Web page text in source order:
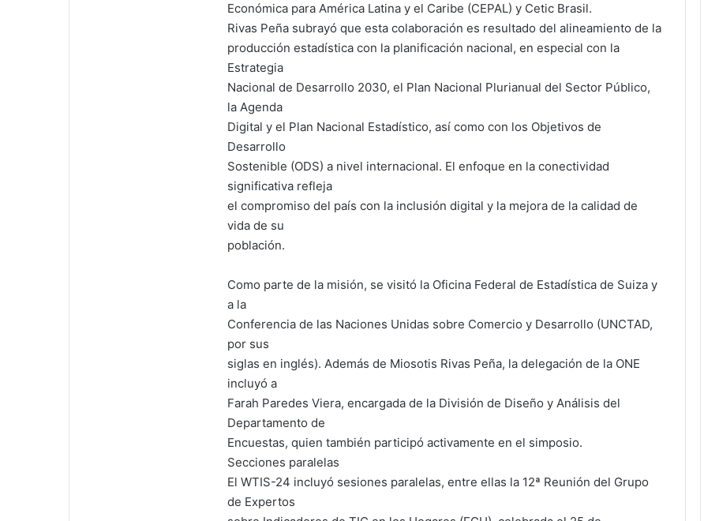
Económica para América Latina y el Caribe (CEPAL) y Cetic Brasil.
Rivas Peña subrayó que esta colaboración es resultado del alineamiento de la
producción estadística con la planificación nacional, en especial con la
Estrategia
Nacional de Desarrollo 2030, el Plan Nacional Plurianual del Sector Público,
la Agenda
Digital y el Plan Nacional Estadístico, así como con los Objetivos de
Desarrollo
Sostenible (ODS) a nivel internacional. El enfoque en la conectividad
significativa refleja
el compromiso del país con la inclusión digital y la mejora de la calidad de
vida de su
población.
Como parte de la misión, se visitó la Oficina Federal de Estadística de Suiza y
a la
Conferencia de las Naciones Unidas sobre Comercio y Desarrollo (UNCTAD,
por sus
siglas en inglés). Además de Miosotis Rivas Peña, la delegación de la ONE
incluyó a
Farah Paredes Viera, encargada de la División de Diseño y Análisis del
Departamento de
Encuestas, quien también participó activamente en el simposio.
Secciones paralelas
El WTIS-24 incluyó sesiones paralelas, entre ellas la 12ª Reunión del Grupo
de Expertos